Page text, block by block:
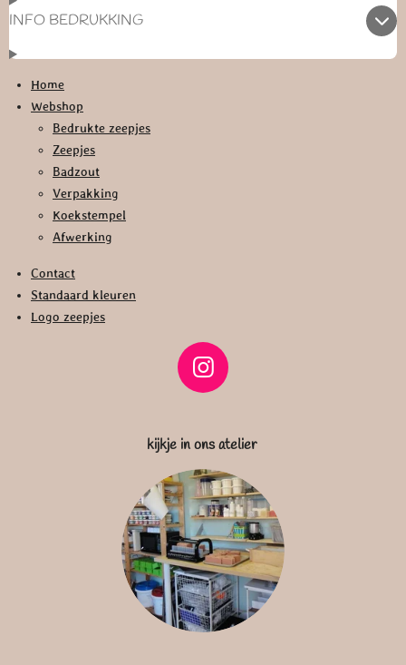
INFO BEDRUKKING
Home
Webshop
Bedrukte zeepjes
Zeepjes
Badzout
Verpakking
Koekstempel
Afwerking
Contact
Standaard kleuren
Logo zeepjes
I
t
a
g
r
a
m
kijkje in ons atelier